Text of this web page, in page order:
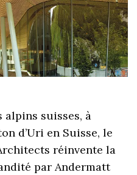
suisses, à
d’Uri en Suisse, le
réinvente la
par Andermatt